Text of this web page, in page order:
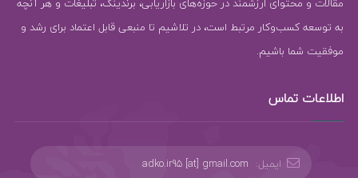
به توسعه کسب‌وکار مرتبط است، در تلاشیم تا منبعی قابل اعتماد برای رشد و
موفقیت شما باشیم.
اطلاعات تماس
ایمیل: adko.ir95 [at] gmail.com